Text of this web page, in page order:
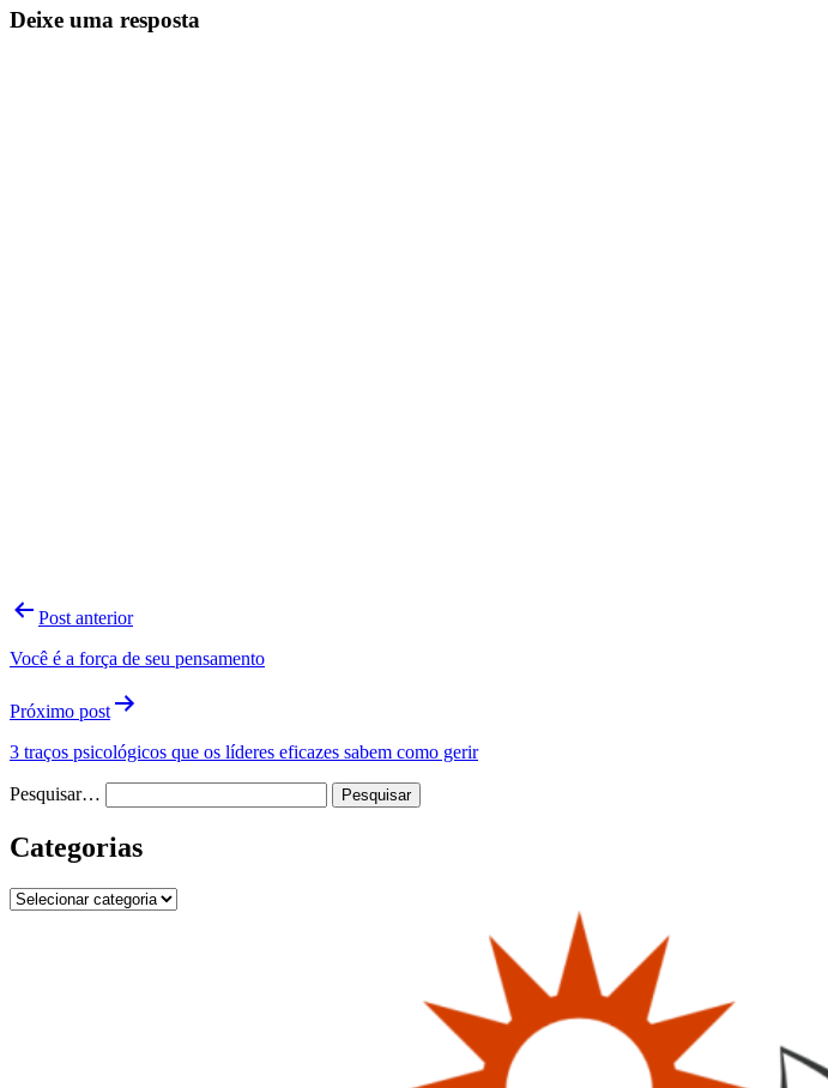
Deixe uma resposta
Navegação
Post
Post anterior
Você é a força de seu pensamento
Próximo post
3 traços psicológicos que os líderes eficazes sabem como gerir
Pesquisar…
Categorias
Categorias